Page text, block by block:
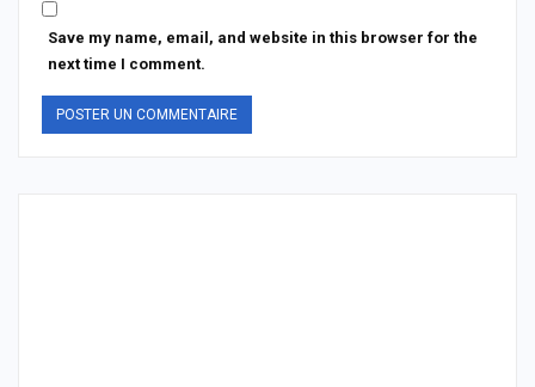
Save my name, email, and website in this browser for the
next time I comment.